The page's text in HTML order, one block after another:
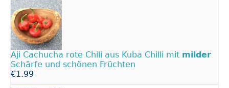
Aji Cachucha rote Chili aus Kuba Chilli mit milder
Schärfe und schönen Früchten
€1.99